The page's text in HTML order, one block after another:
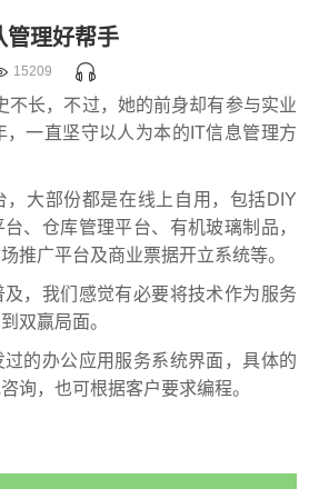
管理好帮手
15209
不长，不过，她的前身却有参与实业
一直坚守以人为本的IT信息管理方
，大部份都是在线上自用，包括DIY
、仓库管理平台、有机玻璃制品，
推广平台及商业票据开立系统等。
，我们感觉有必要将技术作为服务
双赢局面。
的办公应用服务系统界面，具体的
询，也可根据客户要求编程。